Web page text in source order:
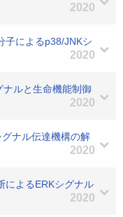
2020
子によるp38/JNKシ
2020
ルと生命機能制御
2020
ナル伝達機構の解
2020
によるERKシグナル
2020